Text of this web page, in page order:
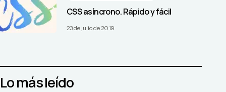
CSS asíncrono. Rápido y fácil
23 de julio de 2019
Lo más leído